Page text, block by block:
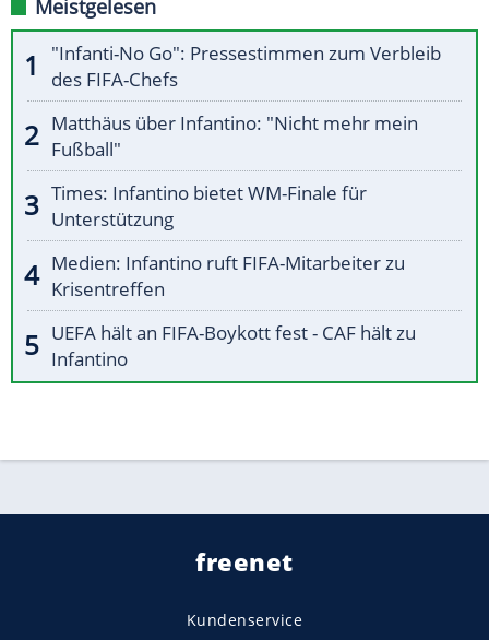
Meistgelesen
"Infanti-No Go": Pressestimmen zum Verbleib
des FIFA-Chefs
Matthäus über Infantino: "Nicht mehr mein
Fußball"
Times: Infantino bietet WM-Finale für
Unterstützung
Medien: Infantino ruft FIFA-Mitarbeiter zu
Krisentreffen
UEFA hält an FIFA-Boykott fest - CAF hält zu
Infantino
freenet
Kundenservice